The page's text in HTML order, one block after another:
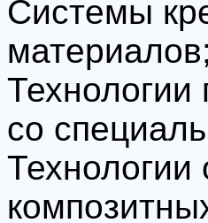
Системы
материалов;
Технологии
со
Технологии